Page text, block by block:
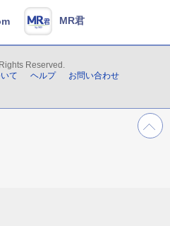
MR君
Reserved.
て ヘルプ
お問い合わせ